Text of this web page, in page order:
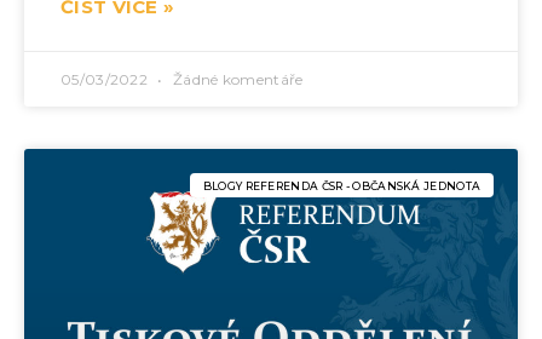
ČÍST VÍCE »
05/03/2022 Žádné komentáře
BLOGY REFERENDA ČSR - OBČANSKÁ JEDNOTA